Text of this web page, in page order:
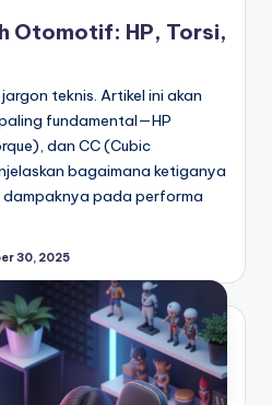
Otomotif: HP, Torsi,
teknis. Artikel ini akan
fundamental—HP
dan CC (Cubic
bagaimana ketiganya
pada performa
30, 2025